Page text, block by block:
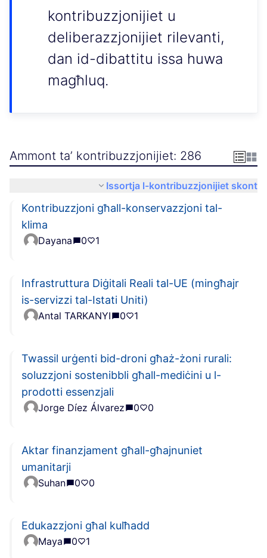
kontribuzzjonijiet u
deliberazzjonijiet rilevanti,
dan id-dibattitu issa huwa
magħluq.
Ammont ta’ kontribuzzjonijiet: 286
Issortja l-kontribuzzjonijiet skont
Kontribuzzjoni għall-konservazzjoni tal-
klima
Dayana 0 1
Infrastruttura Diġitali Reali tal-UE (mingħajr
is-servizzi tal-Istati Uniti)
Antal TARKANYI 0 1
Twassil urġenti bid-droni għaż-żoni rurali:
soluzzjoni sostenibbli għall-mediċini u l-
prodotti essenzjali
Jorge Díez Álvarez 0 0
Aktar finanzjament għall-għajnuniet
umanitarji
Suhan 0 0
Edukazzjoni għal kulħadd
Maya 0 1